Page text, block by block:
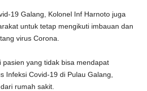
19 Galang, Kolonel Inf Harnoto juga
untuk tetap mengikuti imbauan dan
virus Corona.
pasien yang tidak bisa mendapat
Infeksi Covid-19 di Pulau Galang,
rumah sakit.